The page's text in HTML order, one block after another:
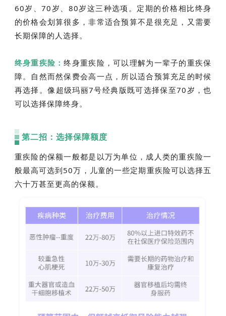
60岁、70岁、80岁这三种选项。定期的价格相比终身
的价格会划算很多，非常适合预算不是很充足，又需要
长期保障的人选择。
终身重疾险：终身重疾险，可以理解为一辈子的重疾保
障。自然而然保费会高一点，所以适合预算充足的时候
再选择。像超级玛丽7号经典版既可选择保至70岁，也
可以选择保障终身。
第二招：选择保障额度
重疾险的保额一般都是以万为单位，成人类的重疾险一
般最高可选到50万，儿童的一些定期重疾险可以选择五
六十万甚至更高的保额。